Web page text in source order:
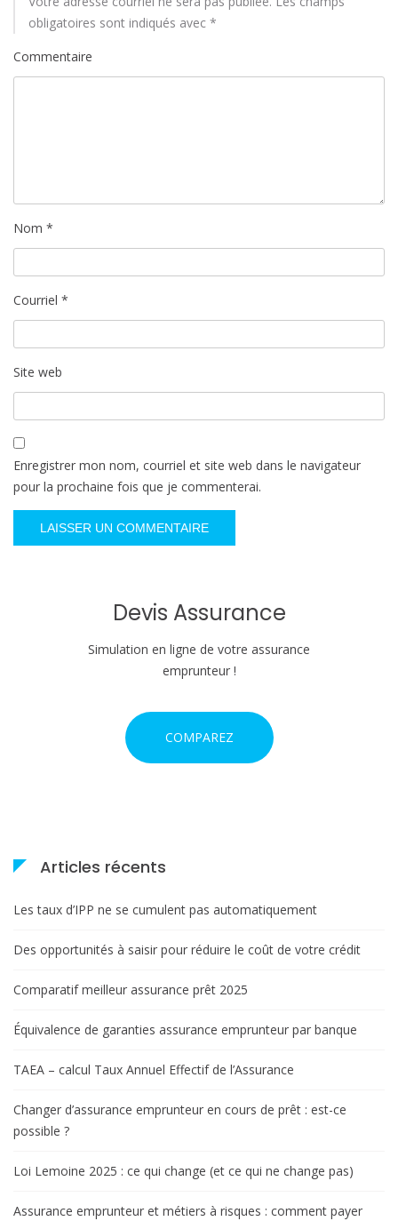
t
i
obligatoires sont indiqués avec *
Commentaire
Nom *
Courriel *
Site web
Enregistrer mon nom, courriel et site web dans le navigateur
pour la prochaine fois que je commenterai.
Devis Assurance
Simulation en ligne de votre assurance
emprunteur !
COMPAREZ
Articles récents
Les taux d’IPP ne se cumulent pas automatiquement
Des opportunités à saisir pour réduire le coût de votre crédit
Comparatif meilleur assurance prêt 2025
Équivalence de garanties assurance emprunteur par banque
TAEA – calcul Taux Annuel Effectif de l’Assurance
Changer d’assurance emprunteur en cours de prêt : est-ce
possible ?
Loi Lemoine 2025 : ce qui change (et ce qui ne change pas)
Assurance emprunteur et métiers à risques : comment payer